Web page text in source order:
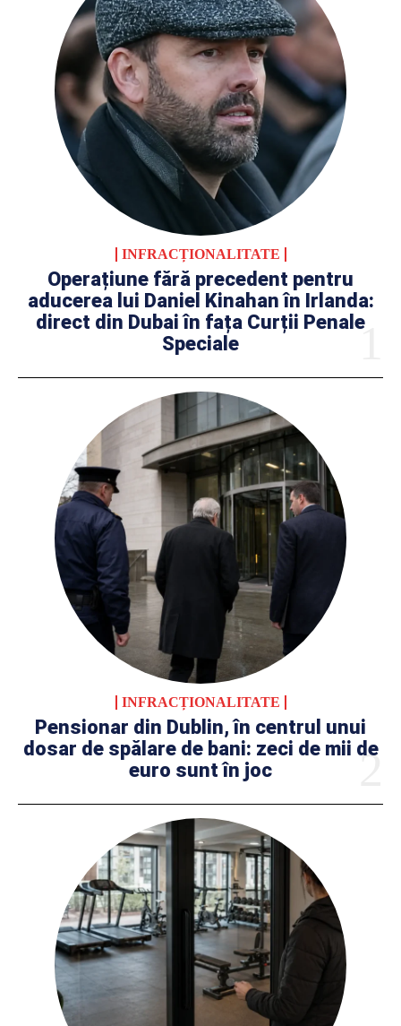
INFRACȚIONALITATE
Operațiune fără precedent pentru
aducerea lui Daniel Kinahan în Irlanda:
direct din Dubai în fața Curții Penale
Speciale
INFRACȚIONALITATE
Pensionar din Dublin, în centrul unui
dosar de spălare de bani: zeci de mii de
euro sunt în joc